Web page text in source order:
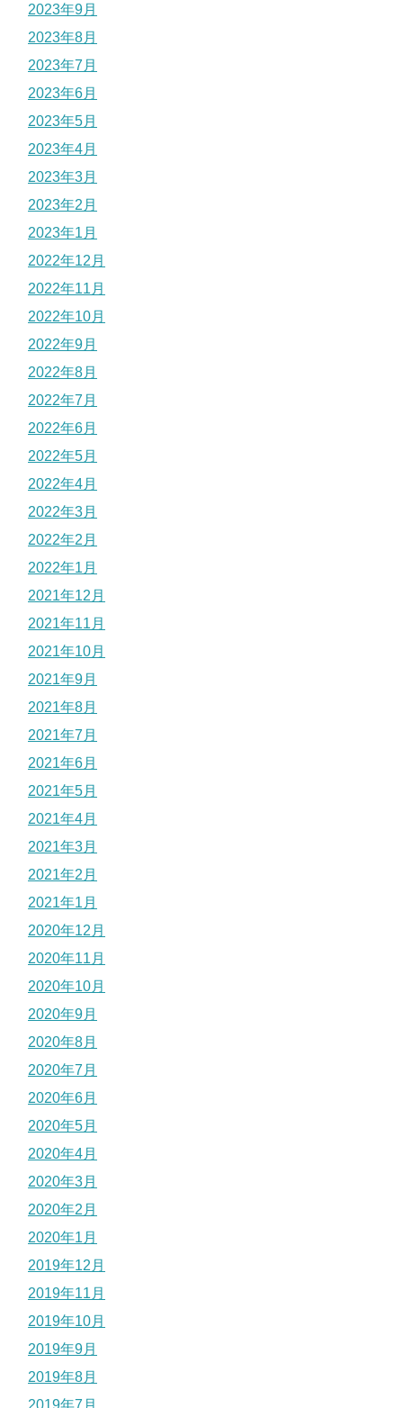
2023年9月
2023年8月
2023年7月
2023年6月
2023年5月
2023年4月
2023年3月
2023年2月
2023年1月
2022年12月
2022年11月
2022年10月
2022年9月
2022年8月
2022年7月
2022年6月
2022年5月
2022年4月
2022年3月
2022年2月
2022年1月
2021年12月
2021年11月
2021年10月
2021年9月
2021年8月
2021年7月
2021年6月
2021年5月
2021年4月
2021年3月
2021年2月
2021年1月
2020年12月
2020年11月
2020年10月
2020年9月
2020年8月
2020年7月
2020年6月
2020年5月
2020年4月
2020年3月
2020年2月
2020年1月
2019年12月
2019年11月
2019年10月
2019年9月
2019年8月
2019年7月